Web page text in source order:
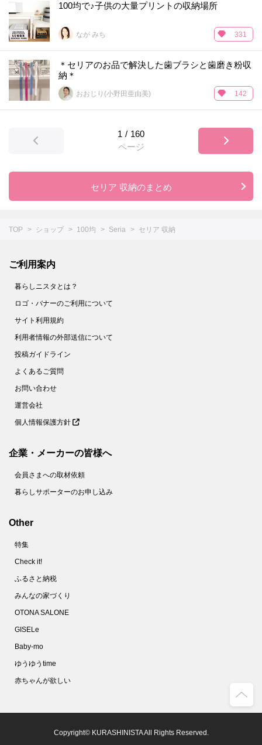
100均で♪子供の大量プリントの収納場所
なが みち 331
＊セリアのお品で解決した歯ブラシと歯磨き粉収
納＊
おおじり(小野田亜由美) 142
1 / 160
ページ
セリア 収納のまとめ
TOP ショップ 100均 Seria セリア 収納
ご利用案内
暮らしニスタとは？
ロゴ・バナーのご利用について
サイト利用規約
利用者情報の外部送信について
投稿ガイドライン
よくあるご質問
お問い合わせ
運営会社
個人情報保護方針
企業・メーカーの皆様へ
会員さまへの取材依頼
暮らしサポーターのお申し込み
Other
特集
Check it!
ふるさと納税
みんなの家づくり
OTONA SALONE
GISELe
Baby-mo
ゆうゆうtime
赤ちゃんが欲しい
Copyright© KURASHINISTA All Rights Reserved.